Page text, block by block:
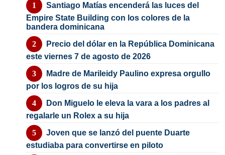
Santiago Matías encenderá las luces del
Empire State Building con los colores de la
bandera dominicana
Precio del dólar en la República Dominicana
este viernes 7 de agosto de 2026
Madre de Marileidy Paulino expresa orgullo
por los logros de su hija
Don Miguelo le eleva la vara a los padres al
regalarle un Rolex a su hija
Joven que se lanzó del puente Duarte
estudiaba para convertirse en piloto